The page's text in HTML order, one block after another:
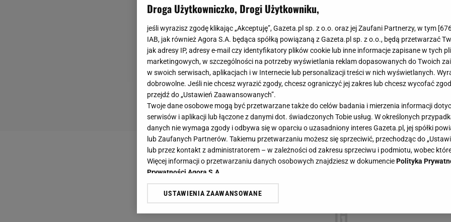
Droga Użytkowniczko, Drogi Użytkowniku,
jeśli wyrazisz zgodę klikając „Akceptuję”, Gazeta.pl sp. z o.o. oraz jej Zaufani Partnerzy, w tym [
IAB, jak również Agora S.A. będąca spółką powiązaną z Gazeta.pl sp. z o.o., będą przetwarzać
jak adresy IP, adresy e-mail czy identyfikatory plików cookie lub inne informacje zapisane w tych
marketingowych, w szczególności na potrzeby wyświetlania reklam dopasowanych do Twoich
w swoich serwisach, aplikacjach i w Internecie lub personalizacji treści w nich wyświetlanych.
dobrowolne. Jeśli nie chcesz wyrazić zgody, chcesz ograniczyć jej zakres lub chcesz wycofać
przejdź do „Ustawień Zaawansowanych”.
Twoje dane osobowe mogą być przetwarzane także do celów badania i mierzenia informacji
serwisów i aplikacji lub łączone z danymi dot. świadczonych Tobie usług. W określonych
danych nie wymaga zgody i odbywa się w oparciu o uzasadniony interes Gazeta.pl, jej spółki
lub Zaufanych Partnerów. Takiemu przetwarzaniu możesz się sprzeciwić, przechodząc do
lub przez kontakt z administratorem – w zależności od zakresu sprzeciwu i podmiotu, wobec
Więcej informacji o przetwarzaniu danych osobowych znajdziesz w dokumenciePolityka
Prywatności Agora S.A.
Klikając „Akceptuję” wyrażasz też zgodę na zainstalowanie i przechowywanie plików cookie
Zaufanych Partnerów i Agora S.A. na Twoim urządzeniu końcowym. Możesz w każdej chwili
USTAWIENIA ZAAWANSOWANE